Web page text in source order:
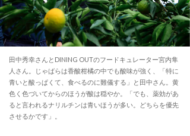
田中秀幸さんとDINING OUTのフードキュレーター宮内隼
人さん。じゃばらは香酸柑橘の中でも酸味が強く、「特に
青いと酸っぱくて、食べるのに難儀する」と田中さん。黄
色く色づいてからのほうが酸は穏やか。「でも、薬効があ
ると言われるナリルチンは青いほうが多い。どちらを優先
させるかです」。